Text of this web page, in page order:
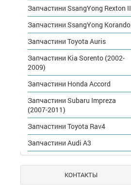
Запчастини SsangYong Rexton II
Запчастини SsangYong Korando
Запчастини Toyota Auris
Запчастини Kia Sorento (2002-
2009)
Запчастини Honda Accord
Запчастини Subaru Impreza
(2007-2011)
Запчастини Toyota Rav4
Запчастини Audi A3
КОНТАКТЫ